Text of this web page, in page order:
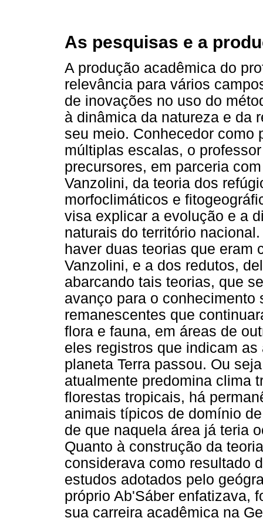
As pesquisas e a
A produção acadêmica do
relevância para vários
de inovações no uso do
à dinâmica da natureza e da
seu meio. Conhecedor como
múltiplas escalas, o
precursores, em parceria
Vanzolini, da teoria dos
morfoclimáticos e
visa explicar a evolução e a
naturais do território
haver duas teorias que eram
Vanzolini, e a dos redutos,
abarcando tais teorias, que
avanço para o conhecimento
remanescentes que
flora e fauna, em áreas de
eles registros que indicam
planeta Terra passou. Ou
atualmente predomina clima
florestas tropicais, há
animais típicos de domínio
de que naquela área já teria
Quanto à construção da
considerava como resultado
estudos adotados pelo
próprio Ab'Sáber enfatizava,
sua carreira acadêmica na